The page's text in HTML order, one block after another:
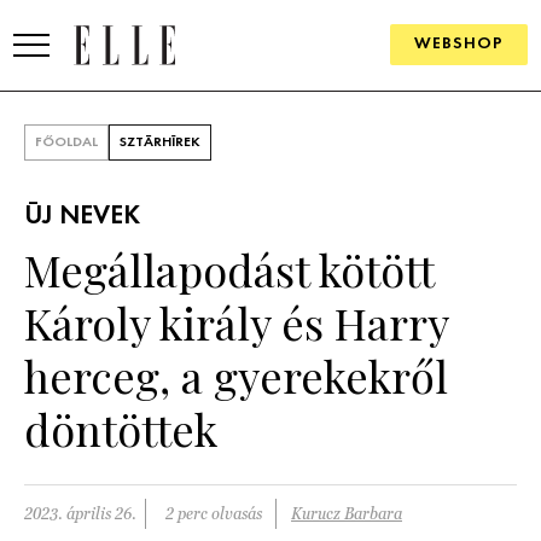
WEBSHOP
SZÉPSÉG
PSZICHÉ
PÁRKAPCSOLAT
FŐOLDAL SZTÁRHÍREK
ÚJ NEVEK
Megállapodást kötött
Károly király és Harry
herceg, a gyerekekről
döntöttek
2023. április 26. 2 perc olvasás Kurucz Barbara